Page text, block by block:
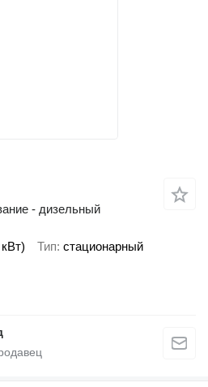
- дизельный
Тип стационарный